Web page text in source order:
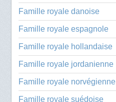
Famille royale danoise
Famille royale espagnole
Famille royale hollandaise
Famille royale jordanienne
Famille royale norvégienne
Famille royale suédoise